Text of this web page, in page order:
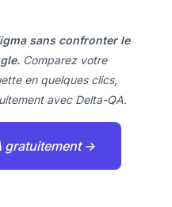
sans confronter le
Comparez votre
en quelques clics,
avec Delta-QA.
gratuitement →